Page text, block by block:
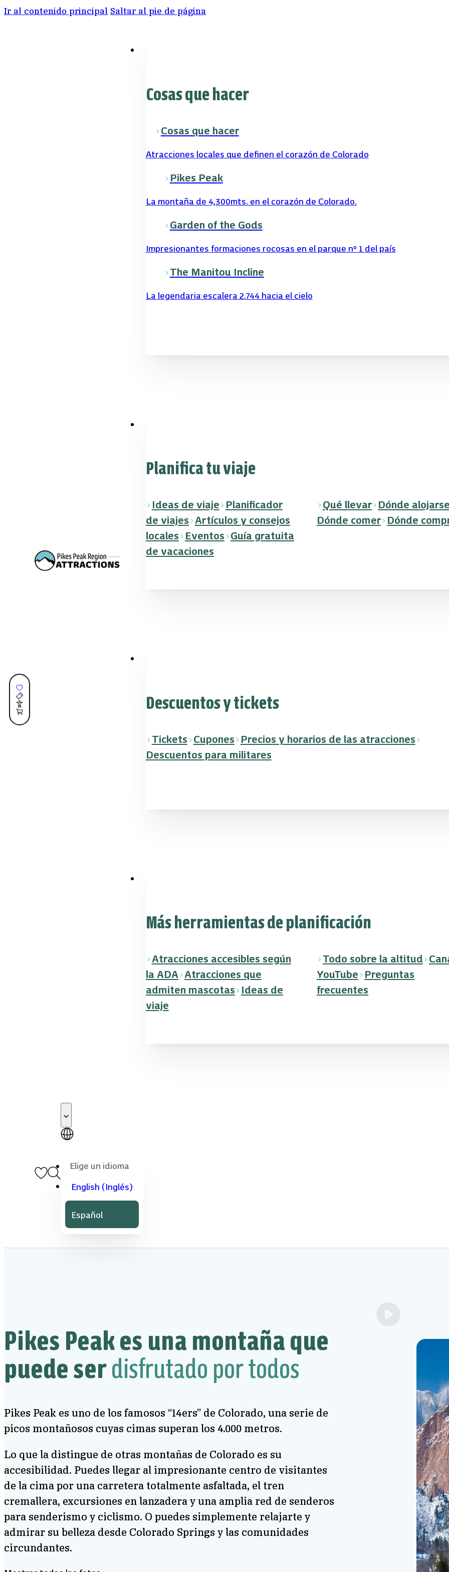
Ir al contenido principal Saltar al pie de página
Cosas que hacer
Cosas que hacer
Atracciones locales que definen el corazón de Colorado
Pikes Peak
La montaña de 4,300mts. en el corazón de Colorado.
Garden of the Gods
Impresionantes formaciones rocosas en el parque nº 1 del país
The Manitou Incline
La legendaria escalera 2.744 hacia el cielo
Planifica tu viaje
Ideas de viaje Planificador
de viajes Artículos y consejos
locales Eventos Guía gratuita
de vacaciones
Qué llevar Dónde alojarse
Dónde comer Dónde
Descuentos y tickets
Tickets Cupones Precios y horarios de las atracciones
Descuentos para militares
Más herramientas de planificación
Atracciones accesibles según
la ADA Atracciones que
admiten mascotas Ideas de
viaje
Todo sobre la altitud
YouTube Preguntas
frecuentes
Elige un idioma
English (Inglés)
Español
Pikes Peak es una montaña que
puede serdisfrutado por todos
Pikes Peak es uno de los famosos “14ers” de Colorado, una serie de
picos montañosos cuyas cimas superan los 4.000 metros.
Lo que la distingue de otras montañas de Colorado es su
accesibilidad. Puedes llegar al impresionante centro de visitantes
de la cima por una carretera totalmente asfaltada, el tren
cremallera, excursiones en lanzadera y una amplia red de senderos
para senderismo y ciclismo. O puedes simplemente relajarte y
admirar su belleza desde Colorado Springs y las comunidades
circundantes.